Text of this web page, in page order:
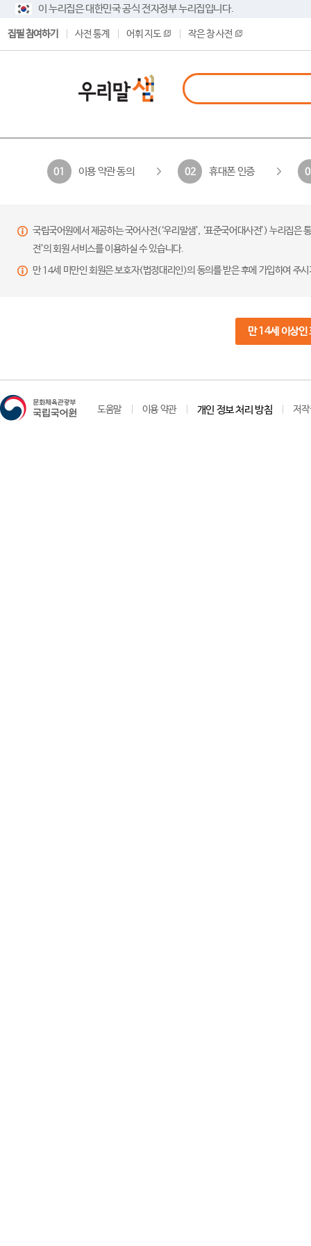
이 누리집은 대한민국 공식 전자정부 누리집입니다.
집필 참여하기 사전 통계 어휘 지도 작은 창 사전
01 이용 약관 동의 02 휴대폰 인증
국립국어원에서 제공하는 국어사전(‘우리말샘’, ‘표준국어대사전’) 누리집
전’의 회원 서비스를 이용하실 수 있습니다.
만 14세 미만인 회원은 보호자(법정대리인)의 동의를 받은 후에 가입하여 주
만 14세 이상인
도움말 이용 약관 개인 정보 처리 방침 저